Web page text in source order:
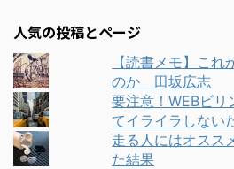
人気の投稿とページ
【読書メモ】こ
のか 田坂広志
要注意！WEBビ
てイライラしない
走る人にはオスス
た結果